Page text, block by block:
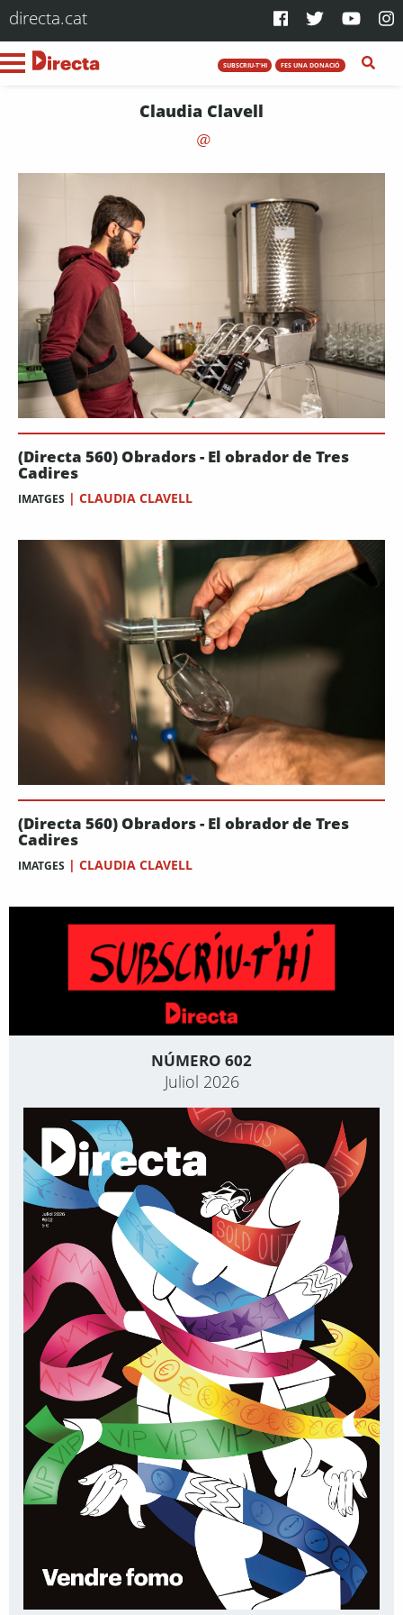
directa.cat
SUBSCRIU-T'HI FES UNA DONACIÓ
Claudia Clavell
(Directa 560) Obradors - El obrador de Tres
Cadires
IMATGES | CLAUDIA CLAVELL
(Directa 560) Obradors - El obrador de Tres
Cadires
IMATGES | CLAUDIA CLAVELL
NÚMERO 602
Juliol 2026